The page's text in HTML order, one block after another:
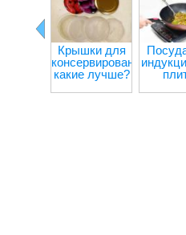
Крышки для
консервирования:
какие лучше?